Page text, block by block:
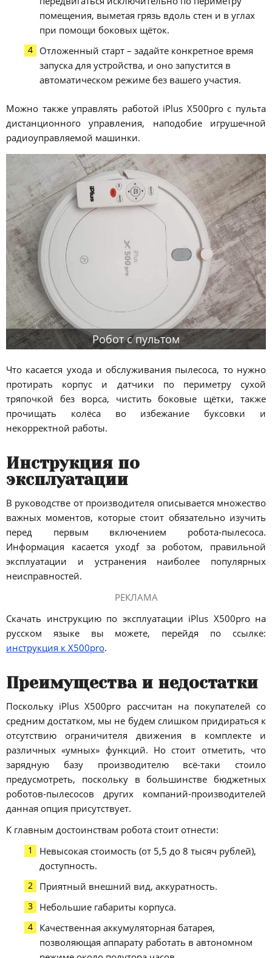
помещения, выметая грязь вдоль стен и в углах
при помощи боковых щёток.
Отложенный старт – задайте конкретное время
запуска для устройства, и оно запустится в
автоматическом режиме без вашего участия.
Можно также управлять работой iPlus X500pro с пульта
дистанционного управления, наподобие игрушечной
радиоуправляемой машинки.
Робот с пультом
Что касается ухода и обслуживания пылесоса, то нужно
протирать корпус и датчики по периметру сухой
тряпочкой без ворса, чистить боковые щётки, также
прочищать колёса во избежание буксовки и
некорректной работы.
Инструкция по
эксплуатации
В руководстве от производителя описывается множество
важных моментов, которые стоит обязательно изучить
перед первым включением робота-пылесоса.
Информация касается уходf за роботом, правильной
эксплуатации и устранения наиболее популярных
неисправностей.
РЕКЛАМА
Скачать инструкцию по эксплуатации iPlus X500pro на
русском языке вы можете, перейдя по ссылке:
инструкция к X500pro.
Преимущества и недостатки
Поскольку iPlus X500pro рассчитан на покупателей со
средним достатком, мы не будем слишком придираться к
отсутствию ограничителя движения в комплекте и
различных «умных» функций. Но стоит отметить, что
зарядную базу производителю всё-таки стоило
предусмотреть, поскольку в большинстве бюджетных
роботов-пылесосов других компаний-производителей
данная опция присутствует.
К главным достоинствам робота стоит отнести:
Невысокая стоимость (от 5,5 до 8 тысяч рублей),
доступность.
Приятный внешний вид, аккуратность.
Небольшие габариты корпуса.
Качественная аккумуляторная батарея,
позволяющая аппарату работать в автономном